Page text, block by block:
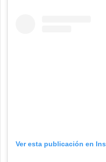
Ver esta publicación en